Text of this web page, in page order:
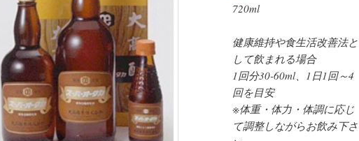
720ml
健康維持や食生活改善法と
して飲まれる場合
1回分30-60ml、1日1回～4
回を目安
※体重・体力・体調に応じ
て調整しながらお飲み下さ